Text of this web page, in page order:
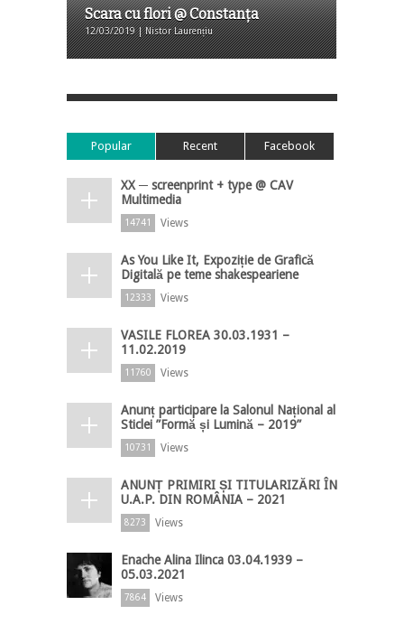
Scara cu flori @ Constanța
12/03/2019 | Nistor Laurențiu
Popular Recent Facebook
XX ─ screenprint + type @ CAV
Multimedia
14741 Views
As You Like It, Expoziție de Grafică
Digitală pe teme shakespeariene
12333 Views
VASILE FLOREA 30.03.1931 –
11.02.2019
11760 Views
Anunț participare la Salonul Național al
Sticlei ”Formă și Lumină – 2019”
10731 Views
ANUNȚ PRIMIRI ȘI TITULARIZĂRI ÎN
U.A.P. DIN ROMÂNIA – 2021
8273 Views
Enache Alina Ilinca 03.04.1939 –
05.03.2021
7864 Views